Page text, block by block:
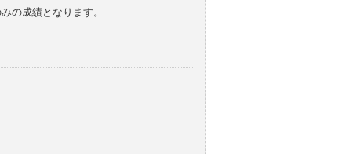
の成績となります。